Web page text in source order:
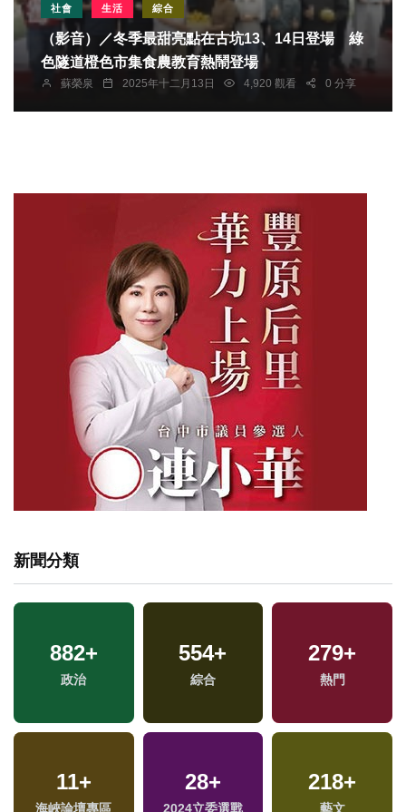
社會 生活 綜合
（影音）／冬季最甜亮點在古坑13、14日登場 綠
色隧道橙色市集食農教育熱鬧登場
蘇榮泉 2025年十二月13日 4,920 觀看 0 分享
新聞分類
882+
政治
554+
綜合
279+
熱門
11+
海峽論壇專區
28+
2024立委選戰
218+
藝文